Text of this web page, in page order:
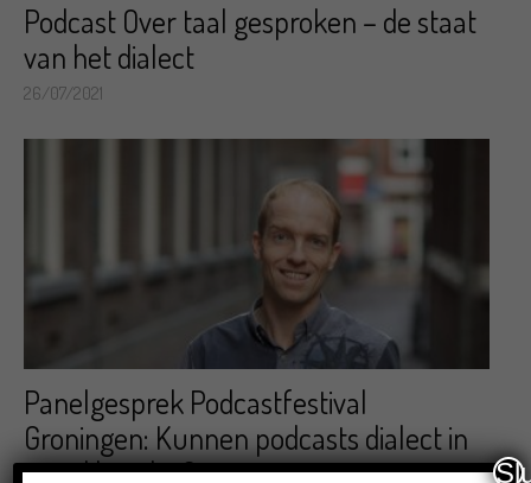
Podcast Over taal gesproken – de staat
van het dialect
26/07/2021
Panelgesprek Podcastfestival
Groningen: Kunnen podcasts dialect in
stand houden?